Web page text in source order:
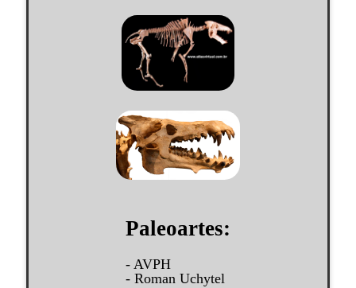
Paleoartes:
- AVPH
- Roman Uchytel